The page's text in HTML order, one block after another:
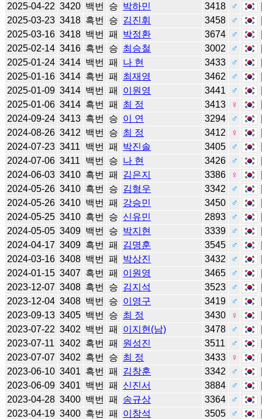
2025-04-22 3420 백번 승 박하민 3418 ♂
2025-03-23 3418 흑번 승 김진휘 3458 ♂
2025-03-16 3418 백번 패 박정환 3674 ♂
2025-02-14 3416 흑번 승 최승철 3002 ♂
2025-01-24 3414 백번 패 나 현 3433 ♂
2025-01-16 3414 흑번 패 최재영 3462 ♂
2025-01-09 3414 백번 패 이원영 3441 ♂
2025-01-06 3414 흑번 패 최 정 3413 ♀
2024-09-24 3413 흑번 승 이 연 3294 ♂
2024-08-26 3412 백번 승 최 정 3412 ♀
2024-07-23 3411 백번 패 박진솔 3405 ♂
2024-07-06 3411 백번 승 나 현 3426 ♂
2024-06-03 3410 흑번 패 김은지 3386 ♀
2024-05-26 3410 흑번 승 김형우 3342 ♂
2024-05-26 3410 백번 패 강승민 3450 ♂
2024-05-25 3410 흑번 승 신유민 2893 ♂
2024-05-05 3409 백번 승 박지현 3339 ♂
2024-04-17 3409 흑번 패 김명훈 3545 ♂
2024-03-16 3408 백번 패 박상진 3432 ♂
2024-01-15 3407 흑번 패 이원영 3465 ♂
2023-12-07 3408 흑번 승 김지석 3523 ♂
2023-12-04 3408 백번 승 이영구 3419 ♂
2023-09-13 3405 백번 승 최 정 3430 ♀
2023-07-22 3402 백번 패 이지현(남) 3478 ♂
2023-07-11 3402 흑번 패 원성진 3511 ♂
2023-07-07 3402 흑번 승 최 정 3433 ♀
2023-06-10 3401 흑번 패 김창훈 3342 ♂
2023-06-09 3401 백번 패 신진서 3884 ♂
2023-04-28 3400 백번 패 송규상 3364 ♂
2023-04-19 3400 흑번 패 이창석 3505 ♂